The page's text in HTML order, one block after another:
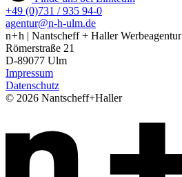
+49 (0)731 / 935 94-0
agentur@n-h-ulm.de
n + h | Nantscheff + Haller Werbeagentur
Römerstraße 21
D-89077 Ulm
Impressum
Datenschutz
© 2026 Nantscheff+Haller